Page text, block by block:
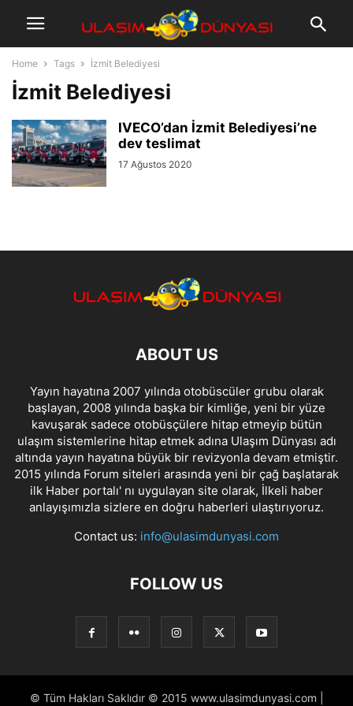
Home Tags İzmit Belediyesi
İzmit Belediyesi
IVECO’dan İzmit Belediyesi’ne
dev teslimat
17 Ağustos 2020
ABOUT US
Yayın hayatına 2007 yılında otobüscüler grubu olarak
başlayan, 2008 yılında başka bir kimliğe, yeni bir yüze
kavuşarak sadece otobüsçülere hitap etmeyip bütün
ulaşım sistemlerine hitap etmek adına Ulaşım Dünyası adı
altında yayın hayatına büyük bir revizyonla devam etmiştir.
2015 yılında Forum siteleri arasında yeni bir çağ başlatarak
ilk Haber portalı' nı uygulayan site olarak, İlkeli haber
anlayışımızla sizlere en doğru haberleri ulaştırıyoruz.
Contact us: info@ulasimdunyasi.com
FOLLOW US
© Tüm Hakları Saklıdır © 2015 www.ulasimdunyasi.com |